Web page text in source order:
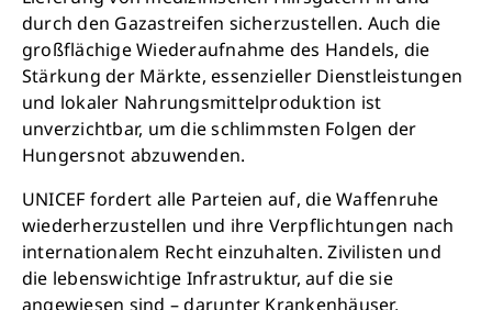
durch den Gazastreifen sicherzustellen. Auch die
großflächige Wiederaufnahme des Handels, die
Stärkung der Märkte, essenzieller Dienstleistungen
und lokaler Nahrungsmittelproduktion ist
unverzichtbar, um die schlimmsten Folgen der
Hungersnot abzuwenden.
UNICEF fordert alle Parteien auf, die Waffenruhe
wiederherzustellen und ihre Verpflichtungen nach
internationalem Recht einzuhalten. Zivilisten und
die lebenswichtige Infrastruktur, auf die sie
angewiesen sind – darunter Krankenhäuser,